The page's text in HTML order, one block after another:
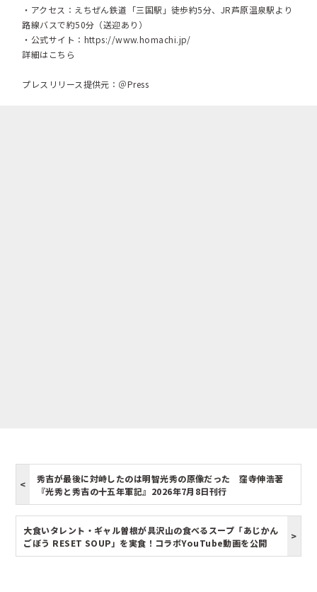
・アクセス：えちぜん鉄道「三国駅」徒歩約5分、JR芦原温泉駅より
路線バスで約50分（送迎あり）
・公式サイト： https://www.homachi.jp/
詳細はこちら
プレスリリース提供元：＠Press
秀吉が最後に対峙したのは明智光秀の原像だった 窪寺伸浩著
『光秀と秀吉の十五年軍記』2026年7月8日刊行
大食いタレント・ギャル曽根が具沢山の食べるスープ「あじかん
ごぼう RESET SOUP」を実食！コラボYouTube動画を公開